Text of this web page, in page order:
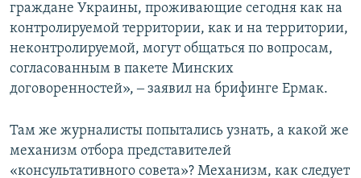
граждане Украины, проживающие сегодня как на
контролируемой территории, как и на территории,
неконтролируемой, могут общаться по вопросам,
согласованным в пакете Минских
договоренностей», ‒ заявил на брифинге Ермак.
Там же журналисты попытались узнать, а какой же
механизм отбора представителей
«консультативного совета»? Механизм, как следует